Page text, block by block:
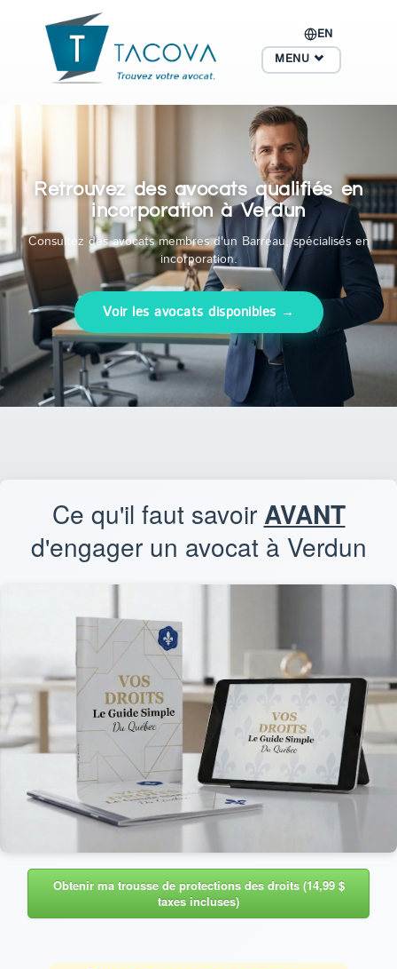
EN
MENU
Retrouvez des avocats qualifiés en
incorporation à Verdun
Consultez des avocats membres d'un Barreau, spécialisés en
incorporation.
Voir les avocats disponibles →
Ce qu'il faut savoir AVANT
d'engager un avocat à Verdun
Obtenir ma trousse de protections des droits (14,99 $
taxes incluses)